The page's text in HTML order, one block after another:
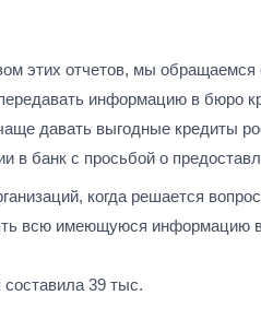
этих отчетов, мы
передавать информацию в
давать выгодные кредиты
банк с просьбой о
когда решается
всю имеющуюся информацию
39 тыс.